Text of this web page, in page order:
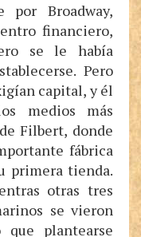
por Broadway,
financiero,
se le había
Pero
capital, y él
medios más
Filbert, donde
fábrica
primera tienda.
otras tres
se vieron
plantearse